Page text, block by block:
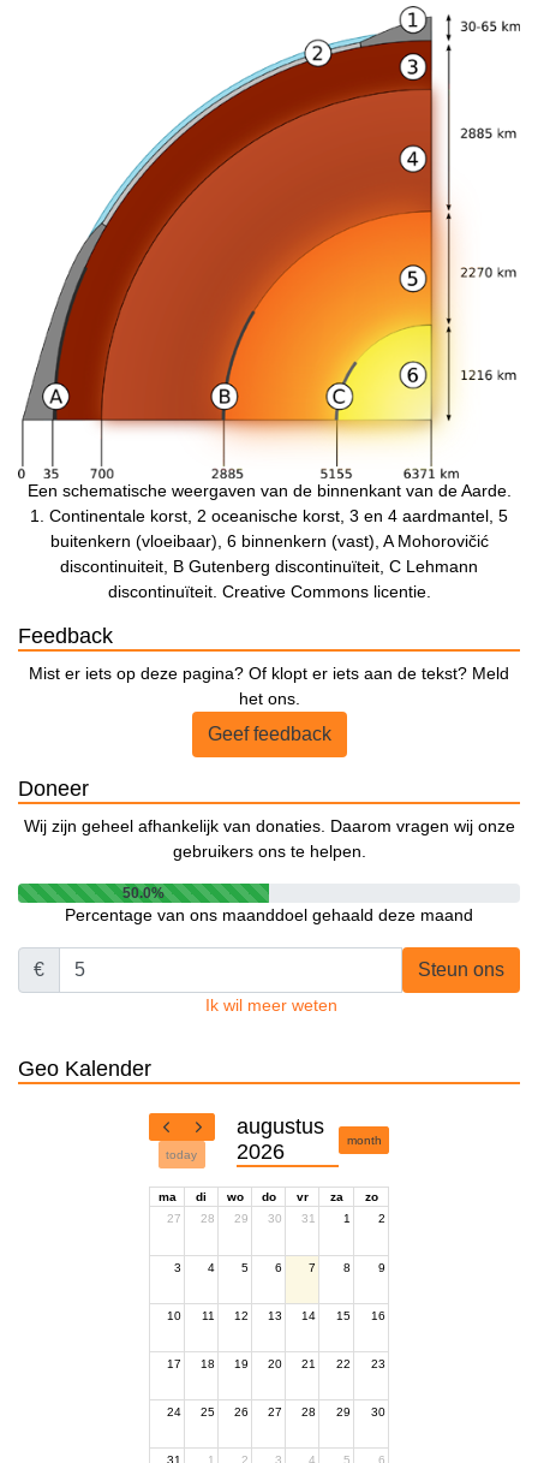
Een schematische weergaven van de binnenkant van de Aarde.
1. Continentale korst, 2 oceanische korst, 3 en 4 aardmantel, 5
buitenkern (vloeibaar), 6 binnenkern (vast), A Mohorovičić
discontinuiteit, B Gutenberg discontinuïteit, C Lehmann
discontinuïteit. Creative Commons licentie.
Feedback
Mist er iets op deze pagina? Of klopt er iets aan de tekst? Meld
het ons.
Geef feedback
Doneer
Wij zijn geheel afhankelijk van donaties. Daarom vragen wij onze
gebruikers ons te helpen.
50.0%
Percentage van ons maanddoel gehaald deze maand
€ Steun ons
Ik wil meer weten
Geo Kalender
today
augustus
2026
month
ma di wo do vr za
zo
27
28 29 30 31 1 2
3 4 5 6 7 8 9
10 11 12 13 14 15 16
17 18 19 20 21 22 23
24 25 26 27 28 29 30